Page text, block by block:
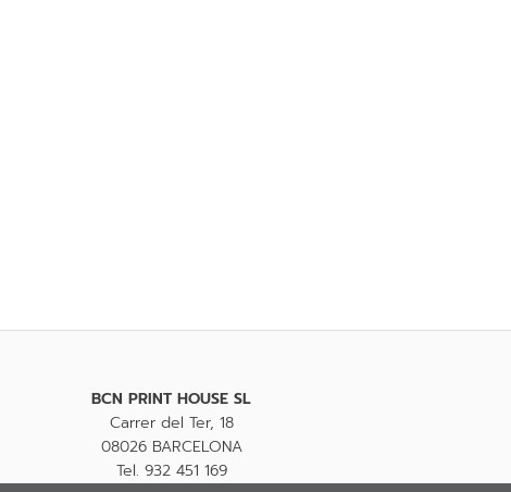
BCN PRINT HOUSE SL
Carrer del Ter, 18
08026 BARCELONA
Tel. 932 451 169